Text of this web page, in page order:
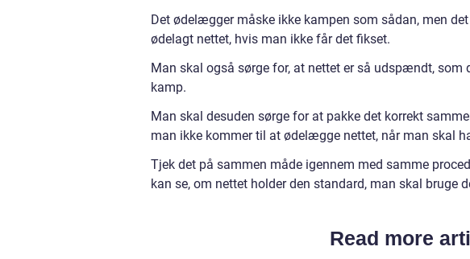
Det ødelægger måske ikke kampen som sådan, men
ødelagt nettet, hvis man ikke får det fikset.
Man skal også sørge for, at nettet er så udspændt, som
kamp.
Man skal desuden sørge for at pakke det korrekt
man ikke kommer til at ødelægge nettet, når man skal
Tjek det på sammen måde igennem med samme
kan se, om nettet holder den standard, man skal bruge
Read more